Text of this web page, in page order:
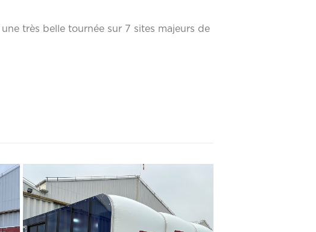
très belle tournée sur 7 sites majeurs de